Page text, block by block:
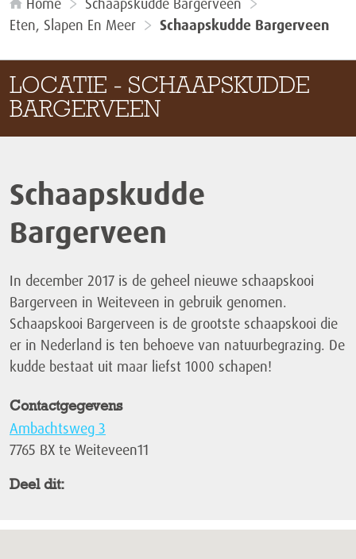
Eten, Slapen En Meer
Schaapskudde Bargerveen
LOCATIE - SCHAAPSKUDDE
BARGERVEEN
Schaapskudde
Bargerveen
In december 2017 is de geheel nieuwe schaapskooi
Bargerveen in Weiteveen in gebruik genomen.
Schaapskooi Bargerveen is de grootste schaapskooi die
er in Nederland is ten behoeve van natuurbegrazing. De
kudde bestaat uit maar liefst 1000 schapen!
Contactgegevens
Ambachtsweg 3
7765 BX te Weiteveen11
Deel dit: